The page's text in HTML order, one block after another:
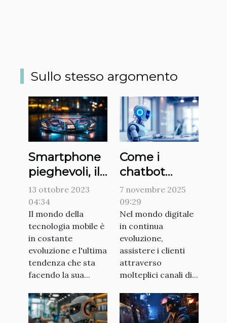
Sullo stesso argomento
Smartphone
pieghevoli, il
prossimo
grande
passo?
13 ottobre 2023
04:34
Il mondo della
tecnologia mobile è
in costante
evoluzione e l'ultima
tendenza che sta
facendo la sua...
Come i
chatbot
multicanale
stanno
trasformando
il servizio
clienti?
7 novembre 2025
09:29
Nel mondo digitale
in continua
evoluzione,
assistere i clienti
attraverso
molteplici canali di...